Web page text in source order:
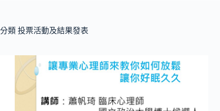
分類 投票活動及結果發表